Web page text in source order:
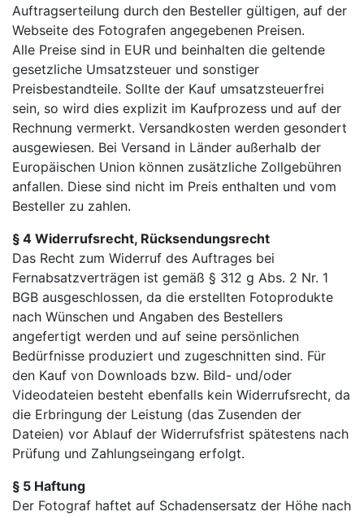
Auftragserteilung durch den Besteller gültigen, auf der
Webseite des Fotografen angegebenen Preisen.
Alle Preise sind in EUR und beinhalten die geltende
gesetzliche Umsatzsteuer und sonstiger
Preisbestandteile. Sollte der Kauf umsatzsteuerfrei
sein, so wird dies explizit im Kaufprozess und auf der
Rechnung vermerkt. Versandkosten werden gesondert
ausgewiesen. Bei Versand in Länder außerhalb der
Europäischen Union können zusätzliche Zollgebühren
anfallen. Diese sind nicht im Preis enthalten und vom
Besteller zu zahlen.
§ 4 Widerrufsrecht, Rücksendungsrecht
Das Recht zum Widerruf des Auftrages bei
Fernabsatzverträgen ist gemäß § 312 g Abs. 2 Nr. 1
BGB ausgeschlossen, da die erstellten Fotoprodukte
nach Wünschen und Angaben des Bestellers
angefertigt werden und auf seine persönlichen
Bedürfnisse produziert und zugeschnitten sind. Für
den Kauf von Downloads bzw. Bild- und/oder
Videodateien besteht ebenfalls kein Widerrufsrecht, da
die Erbringung der Leistung (das Zusenden der
Dateien) vor Ablauf der Widerrufsfrist spätestens nach
Prüfung und Zahlungseingang erfolgt.
§ 5 Haftung
Der Fotograf haftet auf Schadensersatz der Höhe nach